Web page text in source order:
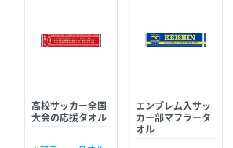
高校サッカー全国
大会の応援タオル
エンブレム入サッ
カー部マフラータ
オル